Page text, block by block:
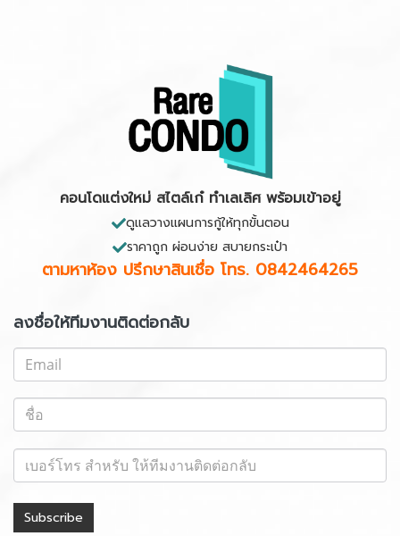
คอนโดแต่งใหม่ สไตล์เก๋ ทำเลเลิศ พร้อมเข้าอยู่
ดูแลวางแผนการกู้ให้ทุกขั้นตอน
ราคาถูก ผ่อนง่าย สบายกระเป๋า
ตามหาห้อง ปรึกษาสินเชื่อ โทร. 0842464265
ลงชื่อให้ทีมงานติดต่อกลับ
Subscribe